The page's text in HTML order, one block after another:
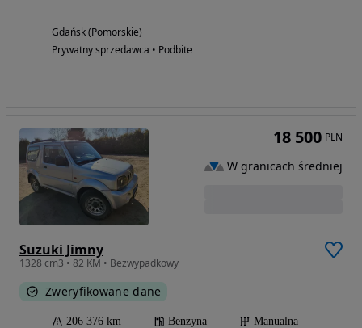
Gdańsk (Pomorskie)
Prywatny sprzedawca • Podbite
Suzuki Jimny
1328 cm3 • 82 KM • Bezwypadkowy
Zweryfikowane dane
206 376 km Benzyna
Manualna
18 500 PLN
W granicach średniej